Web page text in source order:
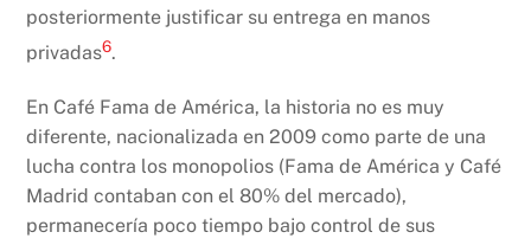
posteriormente justificar su entrega en manos
privadas6.
En Café Fama de América, la historia no es muy
diferente, nacionalizada en 2009 como parte de una
lucha contra los monopolios (Fama de América y Café
Madrid contaban con el 80% del mercado),
permanecería poco tiempo bajo control de sus